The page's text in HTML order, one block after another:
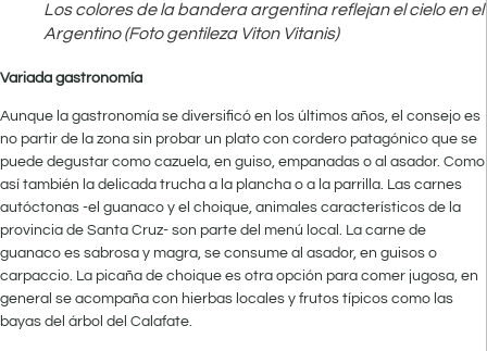
Los colores de la bandera argentina reflejan el cielo en
Argentino (Foto gentileza Viton Vitanis)
Variada gastronomía
Aunque la gastronomía se diversificó en los últimos años, el consejo es
no partir de la zona sin probar un plato con cordero patagónico que se
puede degustar como cazuela, en guiso, empanadas o al asador. Como
así también la delicada trucha a la plancha o a la parrilla. Las carnes
autóctonas -el guanaco y el choique, animales característicos de la
provincia de Santa Cruz- son parte del menú local. La carne de
guanaco es sabrosa y magra, se consume al asador, en guisos o
carpaccio. La picaña de choique es otra opción para comer jugosa, en
general se acompaña con hierbas locales y frutos típicos como las
bayas del árbol del Calafate.